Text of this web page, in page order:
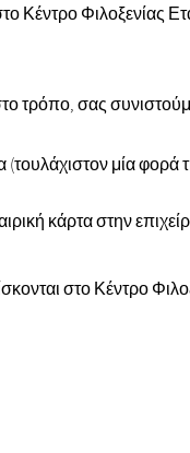
Κέντρο Φιλοξενίας
τρόπο, σας
(τουλάχιστον μία
κάρτα στην
στο Κέντρο